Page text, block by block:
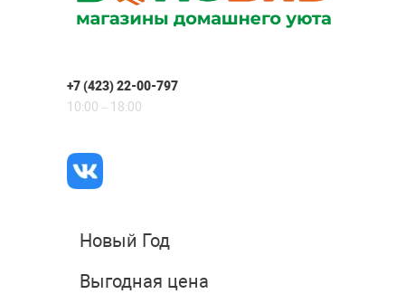
+7 (423) 22-00-797
10:00 – 18:00
Новый Год
Выгодная цена